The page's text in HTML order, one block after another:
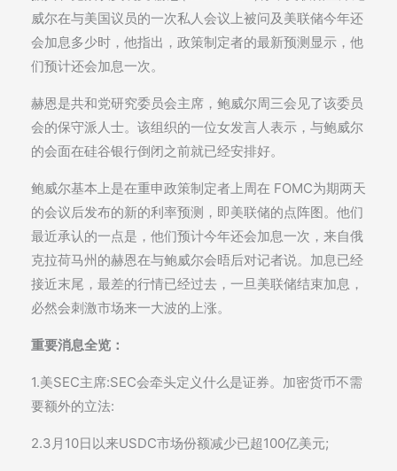
威尔在与美国议员的一次私人会议上被问及美联储今年还
会加息多少时，他指出，政策制定者的最新预测显示，他
们预计还会加息一次。
赫恩是共和党研究委员会主席，鲍威尔周三会见了该委员
会的保守派人士。该组织的一位女发言人表示，与鲍威尔
的会面在硅谷银行倒闭之前就已经安排好。
鲍威尔基本上是在重申政策制定者上周在 FOMC为期两天
的会议后发布的新的利率预测，即美联储的点阵图。他们
最近承认的一点是，他们预计今年还会加息一次，来自俄
克拉荷马州的赫恩在与鲍威尔会晤后对记者说。加息已经
接近末尾，最差的行情已经过去，一旦美联储结束加息，
必然会刺激市场来一大波的上涨。
重要消息全览：
1.美SEC主席:SEC会牵头定义什么是证券。加密货币不需
要额外的立法:
2.3月10日以来USDC市场份额减少已超100亿美元;